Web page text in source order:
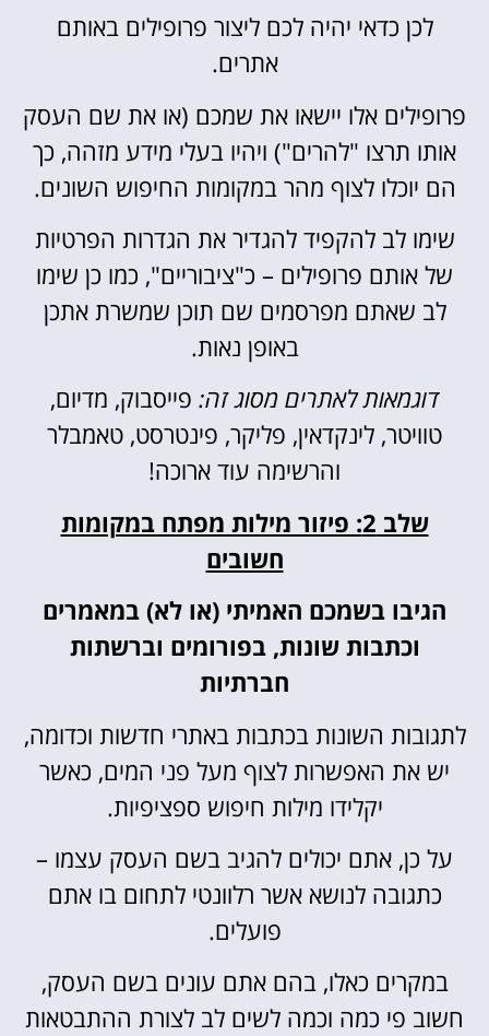
לכן כדאי יהיה לכם ליצור פרופילים באותם
אתרים.
פרופילים אלו יישאו את שמכם (או את שם העסק
אותו תרצו "להרים") ויהיו בעלי מידע מזהה, כך
הם יוכלו לצוף מהר במקומות החיפוש השונים.
שימו לב להקפיד להגדיר את הגדרות הפרטיות
של אותם פרופילים – כ"ציבוריים", כמו כן שימו
לב שאתם מפרסמים שם תוכן שמשרת אתכן
באופן נאות.
דוגמאות לאתרים מסוג זה: פייסבוק, מדיום,
טוויטר, לינקדאין, פליקר, פינטרסט, טאמבלר
והרשימה עוד ארוכה!
שלב 2: פיזור מילות מפתח במקומות
חשובים
הגיבו בשמכם האמיתי (או לא) במאמרים
וכתבות שונות, בפורומים וברשתות
חברתיות
לתגובות השונות בכתבות באתרי חדשות וכדומה,
יש את האפשרות לצוף מעל פני המים, כאשר
יקלידו מילות חיפוש ספציפיות.
על כן, אתם יכולים להגיב בשם העסק עצמו –
כתגובה לנושא אשר רלוונטי לתחום בו אתם
פועלים.
במקרים כאלו, בהם אתם עונים בשם העסק,
חשוב פי כמה וכמה לשים לב לצורת ההתבטאות